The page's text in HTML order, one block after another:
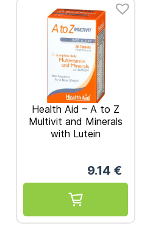
Health Aid – A to Z
Multivit and Minerals
with Lutein
9.14 €